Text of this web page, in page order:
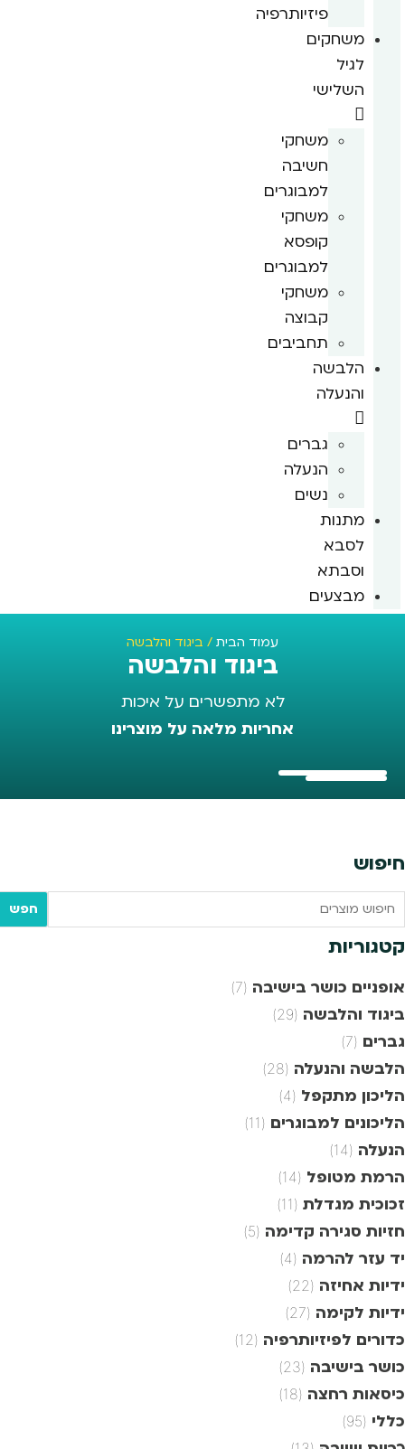
פיזיותרפיה
משחקים
לגיל
השלישי
משחקי
חשיבה
למבוגרים
משחקי
קופסא
למבוגרים
משחקי
קבוצה
תחביבים
הלבשה
והנעלה
גברים
הנעלה
נשים
מתנות
לסבא
וסבתא
מבצעים
עמוד הבית / ביגוד והלבשה
ביגוד והלבשה
לא מתפשרים על איכות
אחריות מלאה על מוצרינו
חיפוש
Search
text
חפש
קטגוריות
אופניים כושר בישיבה (7)
ביגוד והלבשה (29)
גברים (7)
הלבשה והנעלה (28)
הליכון מתקפל (4)
הליכונים למבוגרים (11)
הנעלה (14)
הרמת מטופל (14)
זכוכית מגדלת (11)
חזיות סגירה קדימה (5)
יד עזר להרמה (4)
ידיות אחיזה (22)
ידיות לקימה (27)
כדורים לפיזיותרפיה (12)
כושר בישיבה (23)
כיסאות רחצה (18)
כללי (95)